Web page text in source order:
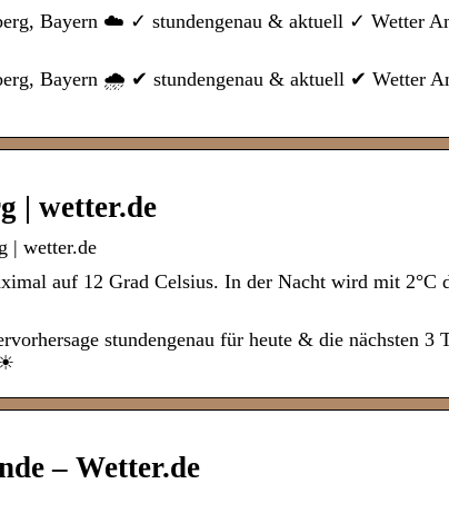
Bayern ☁️ ✓ stundengenau & aktuell ✓ Wetter
Bayern 🌧️ ✔ stundengenau & aktuell ✔ Wetter
| wetter.de
| wetter.de
auf 12 Grad Celsius. In der Nacht wird mit 2°C
stundengenau für heute & die nächsten 3
– Wetter.de